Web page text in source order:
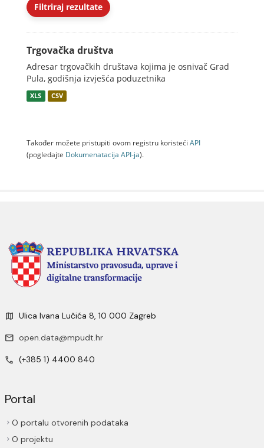
Filtriraj rezultate
Trgovačka društva
Adresar trgovačkih društava kojima je osnivač Grad
Pula, godišnja izvješća poduzetnika
XLS CSV
Također možete pristupiti ovom registru koristeći API
(pogledajte Dokumenаtаcijа API-jа).